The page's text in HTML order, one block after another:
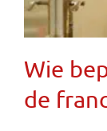
Wie
de